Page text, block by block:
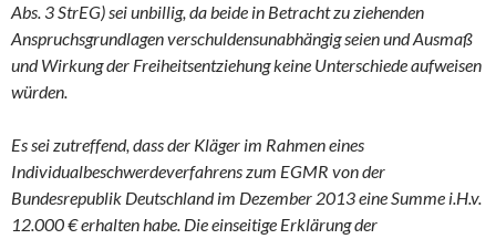
Abs. 3 StrEG) sei unbillig, da beide in Betracht zu ziehenden
Anspruchsgrundlagen verschuldensunabhängig seien und Ausmaß
und Wirkung der Freiheitsentziehung keine Unterschiede aufweisen
würden.
Es sei zutreffend, dass der Kläger im Rahmen eines
Individualbeschwerdeverfahrens zum EGMR von der
Bundesrepublik Deutschland im Dezember 2013 eine Summe i.H.v.
12.000 € erhalten habe. Die einseitige Erklärung der